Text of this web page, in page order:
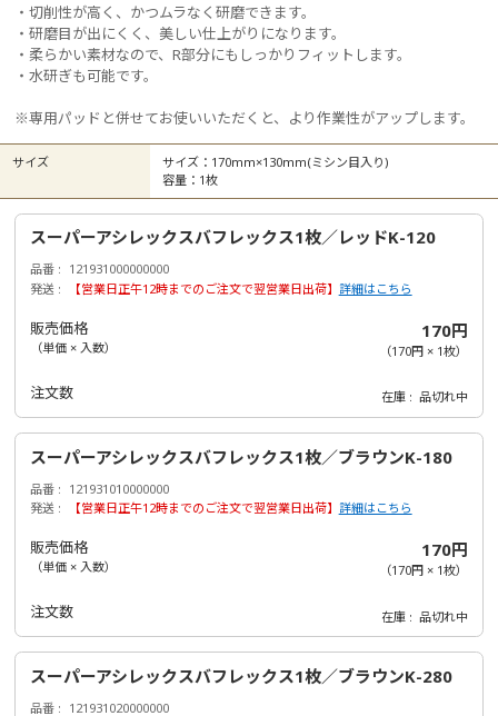
・切削性が高く、かつムラなく研磨できます。
・研磨目が出にくく、美しい仕上がりになります。
・柔らかい素材なので、R部分にもしっかりフィットします。
・水研ぎも可能です。
※専用パッドと併せてお使いいただくと、より作業性がアップします。
サイズ
サイズ：170mm×130mm(ミシン目入り)
容量：1枚
スーパーアシレックスバフレックス1枚／レッドK-120
品番
121931000000000
発送
【営業日正午12時までのご注文で翌営業日出荷】 詳細はこちら
販売価格
（単価 × 入数）
170円
（170円× 1枚）
注文数 在庫 品切れ中
スーパーアシレックスバフレックス1枚／ブラウンK-180
品番
121931010000000
発送
【営業日正午12時までのご注文で翌営業日出荷】 詳細はこちら
販売価格
（単価 × 入数）
170円
（170円× 1枚）
注文数 在庫 品切れ中
スーパーアシレックスバフレックス1枚／ブラウンK-280
品番
121931020000000